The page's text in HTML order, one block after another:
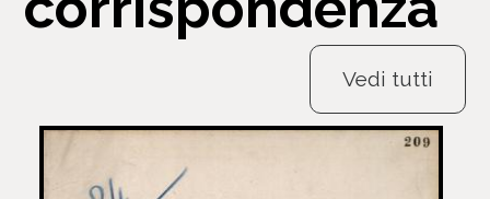
Vedi tutti